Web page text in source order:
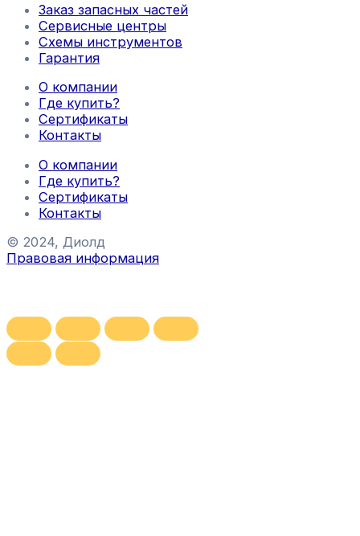
Заказ запасных частей
Сервисные центры
Схемы инструментов
Гарантия
О компании
Где купить?
Сертификаты
Контакты
О компании
Где купить?
Сертификаты
Контакты
© 2024, Диолд
Правовая информация